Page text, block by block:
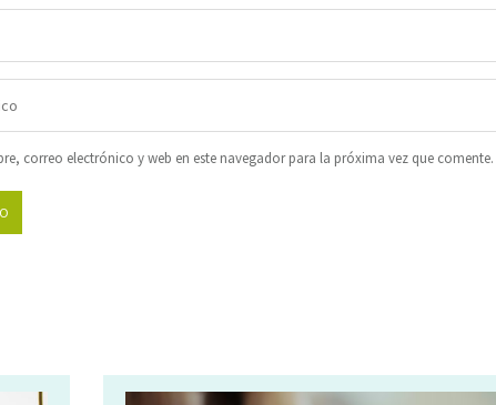
correo electrónico y web en este navegador para la próxima vez que comente.